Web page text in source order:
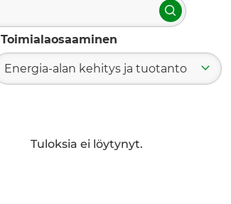
Hae
Toimialaosaaminen
Energia-alan kehitys ja tuotanto
Tuloksia ei löytynyt.